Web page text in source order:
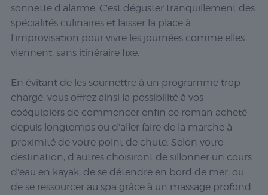
sonnette d’alarme. C’est déguster tranquillement des
spécialités culinaires et laisser la place à
l’improvisation pour vivre les journées comme elles
viennent, sans itinéraire fixe.
En évitant de les soumettre à un programme trop
chargé, vous offrez ainsi la possibilité à vos
coéquipiers de commencer enfin ce roman acheté
depuis longtemps ou d’aller faire de la marche à
proximité de votre point de chute. Selon votre
destination, d’autres choisiront de sillonner un cours
d’eau en kayak, de se détendre en bord de mer, ou
de se ressourcer au spa grâce à un massage profond.